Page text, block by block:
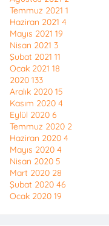
Temmuz 2021 1
Haziran 2021 4
Mayıs 2021 19
Nisan 2021 3
Şubat 2021 11
Ocak 2021 18
2020 133
Aralık 2020 15
Kasım 2020 4
Eylül 2020 6
Temmuz 2020 2
Haziran 2020 4
Mayıs 2020 4
Nisan 2020 5
Mart 2020 28
Şubat 2020 46
Ocak 2020 19